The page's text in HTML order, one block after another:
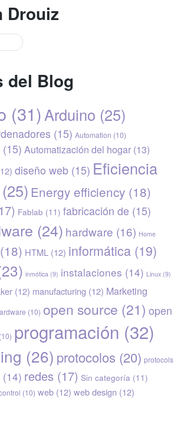
Drouiz
del Blog
(31)Arduino (25)
(15) Automation (10)
(15) Automatización del hogar (13)
diseño web (15) Eficiencia
(25) Energy efficiency (18)
Fablab (11) fabricación de (15)
(24) hardware (16) Home
(18) HTML (12) informática (19)
inmótica (9) instalaciones (14) Linux (9)
(12) manufacturing (12) Marketing
(10) open source (21) open
(10) programación (32)
(26) protocolos (20) protocols
(14) redes (17) Sin categoría (11)
(10) web (12) web design (12)